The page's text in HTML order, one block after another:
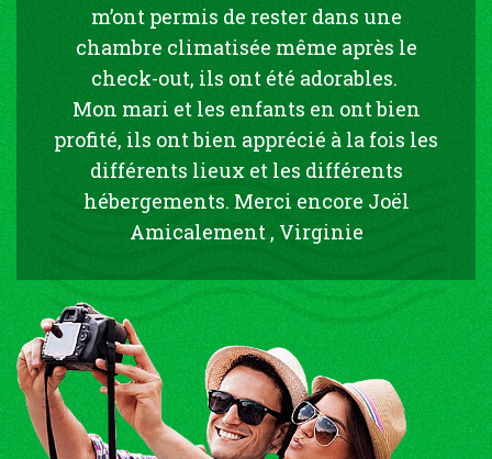
m’ont permis de rester dans une
chambre climatisée même après le
check-out, ils ont été adorables.
Mon mari et les enfants en ont bien
profité, ils ont bien apprécié à la fois les
différents lieux et les différents
hébergements. Merci encore Joël
Amicalement , Virginie